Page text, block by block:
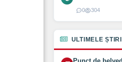
0 304
ULTIMELE ȘTIRI